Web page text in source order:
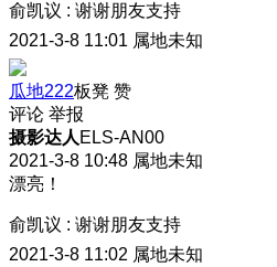
俞凯议 : 谢谢朋友支持
2021-3-8 11:01 属地未知
瓜地222板凳 赞
评论 举报
摄影达人 ELS-AN00
2021-3-8 10:48 属地未知
漂亮！
俞凯议 : 谢谢朋友支持
2021-3-8 11:02 属地未知